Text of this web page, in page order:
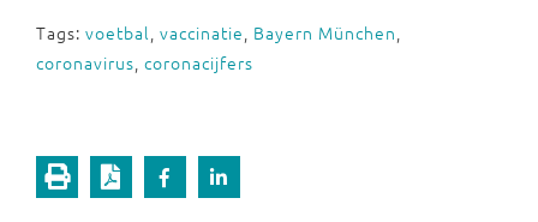
Tags: voetbal, vaccinatie, Bayern München,
coronavirus, coronacijfers